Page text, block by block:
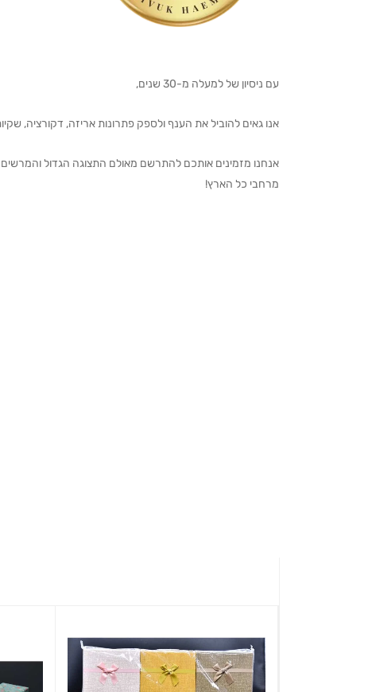
עם ניסיון של למעלה מ-30 שנים,
אנו גאים להוביל את הענף ולספק פתרונות אריזה, דקורציה,
מרחבי כל הארץ!